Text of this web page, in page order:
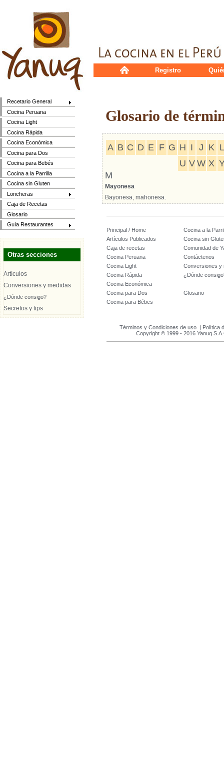
Recetario General
Cocina Peruana
Cocina Light
Cocina Rápida
Cocina Económica
Cocina para Dos
Cocina para Bebés
Cocina a la Parrilla
Cocina sin Gluten
Loncheras
Caja de Recetas
Glosario
Guía Restaurantes
Otras secciones
Artículos
Conversiones y medidas
¿Dónde consigo?
Secretos y tips
Registro
Glosario de
A B C D E F G H I J K L
U V W X
M
Mayonesa
Bayonesa, mahonesa.
Principal / Home
Cocina a la
Artículos Publicados
Cocina sin
Caja de recetas
Comunidad de
Cocina Peruana
Contáctenos
Cocina Light
Conversiones y
Cocina Rápida
¿Dónde
Cocina Económica
Cocina para Dos
Glosario
Cocina para Bébes
Términos y Condiciones de uso| Política
Copyright © 1999 - 2016 Yanuq